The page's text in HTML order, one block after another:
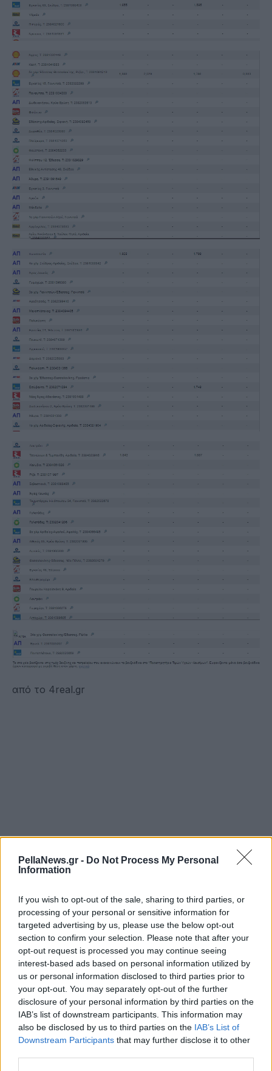
PellaNews.gr - Do Not Process My Personal
Information
If you wish to opt-out of the sale, sharing to third parties, or
processing of your personal or sensitive information for
targeted advertising by us, please use the below opt-out
section to confirm your selection. Please note that after your
opt-out request is processed you may continue seeing
interest-based ads based on personal information utilized by
us or personal information disclosed to third parties prior to
your opt-out. You may separately opt-out of the further
disclosure of your personal information by third parties on the
IAB’s list of downstream participants. This information may
also be disclosed by us to third parties on the IAB’s List of
Downstream Participants that may further disclose it to other
από το 4real.gr